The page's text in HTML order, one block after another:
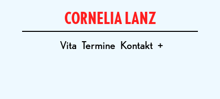
CORNELIA LANZ
Vita Termine Kontakt +